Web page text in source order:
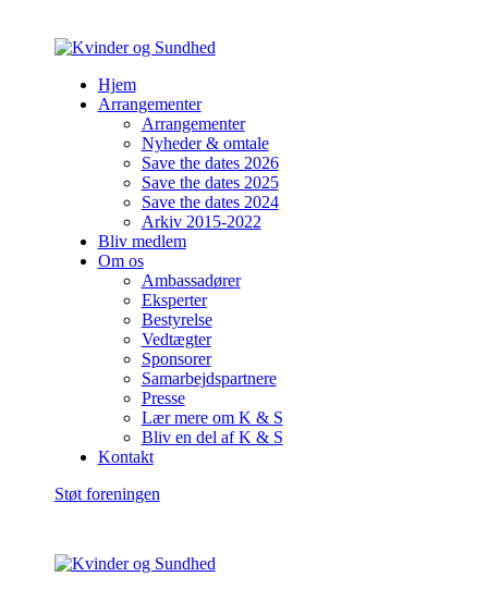
Hjem
Arrangementer
Arrangementer
Nyheder & omtale
Save the dates 2026
Save the dates 2025
Save the dates 2024
Arkiv 2015-2022
Bliv medlem
Om os
Ambassadører
Eksperter
Bestyrelse
Vedtægter
Sponsorer
Samarbejdspartnere
Presse
Lær mere om K & S
Bliv en del af K & S
Kontakt
Støt foreningen